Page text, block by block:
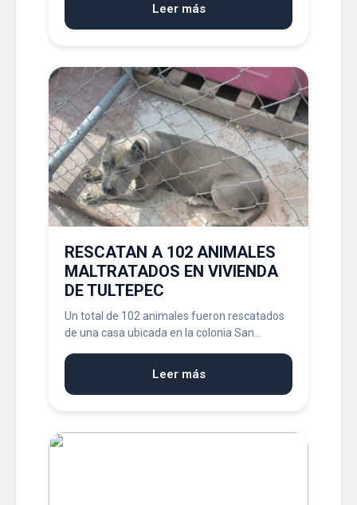
Leer más
RESCATAN A 102 ANIMALES
MALTRATADOS EN VIVIENDA
DE TULTEPEC
Un total de 102 animales fueron rescatados
de una casa ubicada en la colonia San...
Leer más